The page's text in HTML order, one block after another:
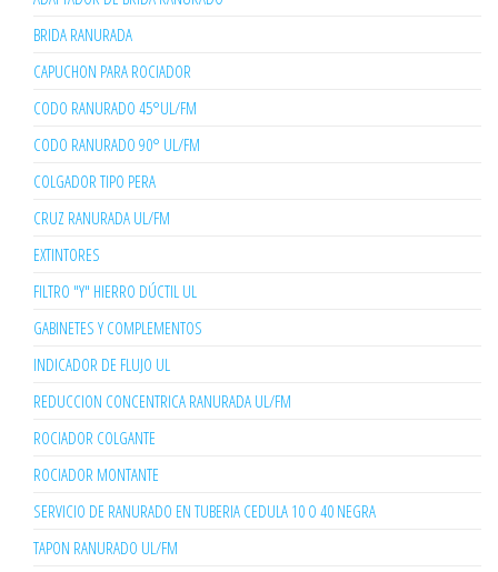
BRIDA RANURADA
CAPUCHON PARA ROCIADOR
CODO RANURADO 45°UL/FM
CODO RANURADO 90° UL/FM
COLGADOR TIPO PERA
CRUZ RANURADA UL/FM
EXTINTORES
FILTRO "Y" HIERRO DÚCTIL UL
GABINETES Y COMPLEMENTOS
INDICADOR DE FLUJO UL
REDUCCION CONCENTRICA RANURADA UL/FM
ROCIADOR COLGANTE
ROCIADOR MONTANTE
SERVICIO DE RANURADO EN TUBERIA CEDULA 10 O 40 NEGRA
TAPON RANURADO UL/FM